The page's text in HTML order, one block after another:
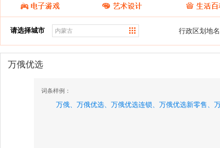
请选择城市 行政区划地名
万俄优选
词条样例：
万俄、 万俄优选、 万俄优选连锁、 万俄优选新零售、